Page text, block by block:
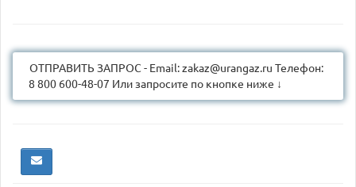
ОТПРАВИТЬ ЗАПРОС - Email: zakaz@urangaz.ru Телефон:
8 800 600-48-07 Или запросите по кнопке ниже ↓